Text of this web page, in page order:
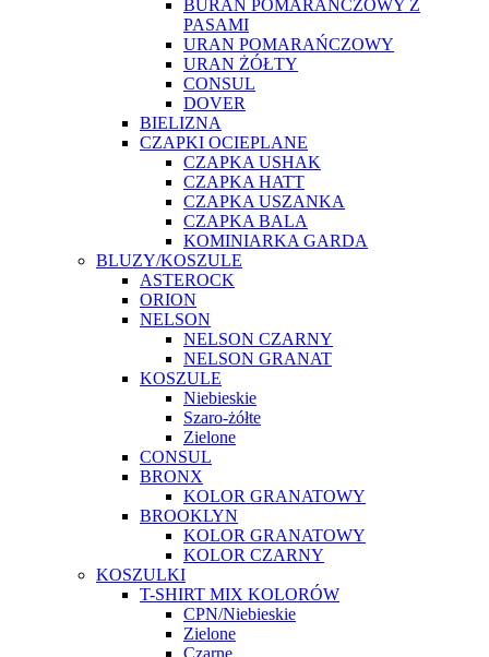
BURAN POMARAŃCZOWY Z
PASAMI
URAN POMARAŃCZOWY
URAN ŻÓŁTY
CONSUL
DOVER
BIELIZNA
CZAPKI OCIEPLANE
CZAPKA USHAK
CZAPKA HATT
CZAPKA USZANKA
CZAPKA BALA
KOMINIARKA GARDA
BLUZY/KOSZULE
ASTEROCK
ORION
NELSON
NELSON CZARNY
NELSON GRANAT
KOSZULE
Niebieskie
Szaro-żółte
Zielone
CONSUL
BRONX
KOLOR GRANATOWY
BROOKLYN
KOLOR GRANATOWY
KOLOR CZARNY
KOSZULKI
T-SHIRT MIX KOLORÓW
CPN/Niebieskie
Zielone
Czarne